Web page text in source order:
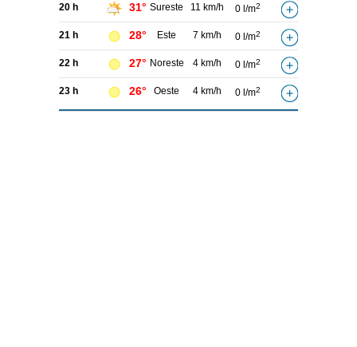
20 h 31° Sureste 11 km/h 0 l/m2
21 h 28° Este 7 km/h 0 l/m2
22 h 27° Noreste 4 km/h 0 l/m2
23 h 26° Oeste 4 km/h 0 l/m2